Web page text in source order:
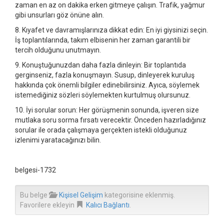
zaman en az on dakika erken gitmeye çalışın. Trafik, yağmur
gibi unsurları göz önüne alın.
8. Kıyafet ve davramışlarınıza dikkat edin: En iyi giysinizi seçin.
İş toplantılarında, takım elbisenin her zaman garantili bir
tercih olduğunu unutmayın.
9. Konuştuğunuzdan daha fazla dinleyin: Bir toplantıda
gerginseniz, fazla konuşmayın. Susup, dinleyerek kuruluş
hakkında çok önemli bilgiler edinebilirsiniz. Ayıca, söylemek
istemediğiniz sözleri söylemekten kurtulmuş olursunuz.
10. İyi sorular sorun: Her görüşmenin sonunda, işveren size
mutlaka soru sorma fırsatı verecektir. Önceden hazırladığınız
sorular ile orada çalışmaya gerçekten istekli olduğunuz
izlenimi yaratacağınızı bilin.
belgesi-1732
Bu belge Kişisel Gelişim kategorisine eklenmiş.
Favorilere ekleyin
Kalıcı Bağlantı